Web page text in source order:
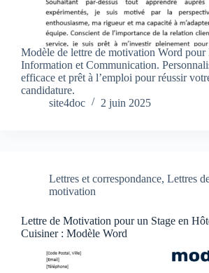
Modèle de lettre de motivation Word pour
Information et Communication.
efficace et prêt à l’emploi pour réussir
candidature.
site4doc
2 juin 2025
Lettres et correspondance, Lettres
motivation
Lettre de Motivation pour un Stage en
Cuisiner : Modèle Word